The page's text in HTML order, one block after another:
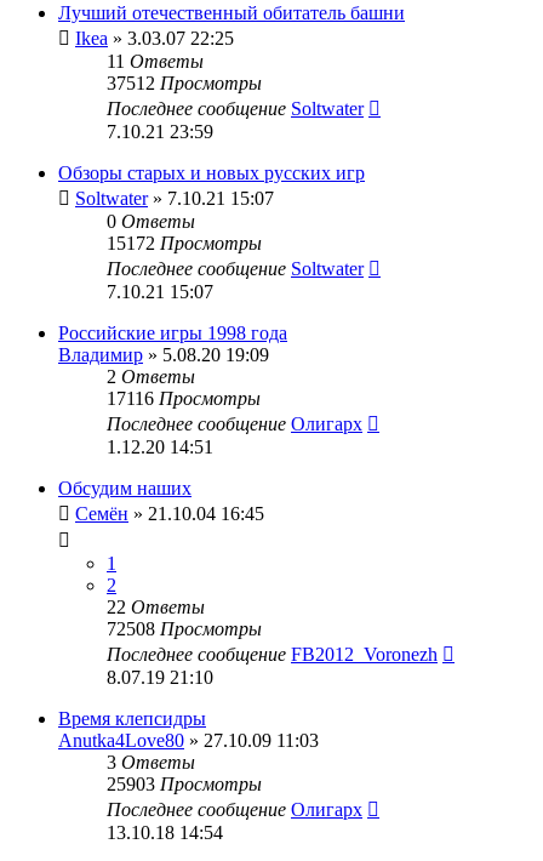
Лучший отечественный обитатель башни
Ikea » 3.03.07 22:25
11 Ответы
37512 Просмотры
Последнее сообщение Soltwater
7.10.21 23:59
Обзоры старых и новых русских игр
Soltwater» 7.10.21 15:07
0 Ответы
15172 Просмотры
Последнее сообщение Soltwater
7.10.21 15:07
Российские игры 1998 года
Владимир » 5.08.20 19:09
2 Ответы
17116 Просмотры
Последнее сообщение Олигарх
1.12.20 14:51
Обсудим наших
Семён » 21.10.04 16:45
1
2
22 Ответы
72508 Просмотры
Последнее сообщение FB2012_Voronezh
8.07.19 21:10
Время клепсидры
Anutka4Love80 » 27.10.09 11:03
3 Ответы
25903 Просмотры
Последнее сообщение Олигарх
13.10.18 14:54